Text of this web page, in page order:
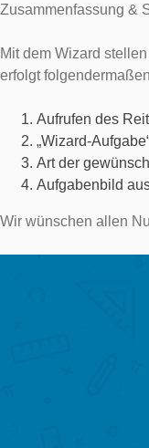
Zusammenfassung &
Mit dem Wizard
erfolgt
Aufrufen des
„Wizard-
Art der
Aufgabenbild
Wir wünschen allen